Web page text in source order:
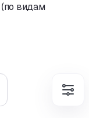
(по видам